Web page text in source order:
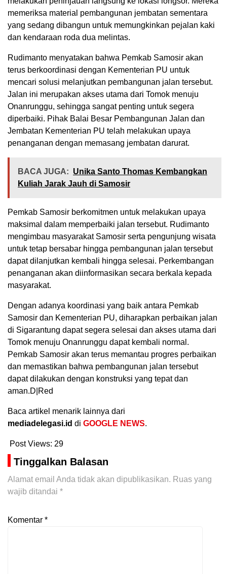
memeriksa material pembangunan jembatan sementara
yang sedang dibangun untuk memungkinkan pejalan kaki
dan kendaraan roda dua melintas.
Rudimanto menyatakan bahwa Pemkab Samosir akan
terus berkoordinasi dengan Kementerian PU untuk
mencari solusi melanjutkan pembangunan jalan tersebut.
Jalan ini merupakan akses utama dari Tomok menuju
Onanrunggu, sehingga sangat penting untuk segera
diperbaiki. Pihak Balai Besar Pembangunan Jalan dan
Jembatan Kementerian PU telah melakukan upaya
penanganan dengan memasang jembatan darurat.
BACA JUGA: Unika Santo Thomas Kembangkan
Kuliah Jarak Jauh di Samosir
Pemkab Samosir berkomitmen untuk melakukan upaya
maksimal dalam memperbaiki jalan tersebut. Rudimanto
mengimbau masyarakat Samosir serta pengunjung wisata
untuk tetap bersabar hingga pembangunan jalan tersebut
dapat dilanjutkan kembali hingga selesai. Perkembangan
penanganan akan diinformasikan secara berkala kepada
masyarakat.
Dengan adanya koordinasi yang baik antara Pemkab
Samosir dan Kementerian PU, diharapkan perbaikan jalan
di Sigarantung dapat segera selesai dan akses utama dari
Tomok menuju Onanrunggu dapat kembali normal.
Pemkab Samosir akan terus memantau progres perbaikan
dan memastikan bahwa pembangunan jalan tersebut
dapat dilakukan dengan konstruksi yang tepat dan
aman.D|Red
Baca artikel menarik lainnya dari
mediadelegasi.id di GOOGLE NEWS.
Post Views: 29
Tinggalkan Balasan
Alamat email Anda tidak akan dipublikasikan. Ruas yang
wajib ditandai *
Komentar *